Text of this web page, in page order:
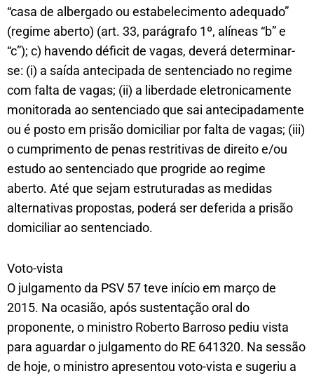
“casa de albergado ou estabelecimento adequado”
(regime aberto) (art. 33, parágrafo 1º, alíneas “b” e
“c”); c) havendo déficit de vagas, deverá determinar-
se: (i) a saída antecipada de sentenciado no regime
com falta de vagas; (ii) a liberdade eletronicamente
monitorada ao sentenciado que sai antecipadamente
ou é posto em prisão domiciliar por falta de vagas; (iii)
o cumprimento de penas restritivas de direito e/ou
estudo ao sentenciado que progride ao regime
aberto. Até que sejam estruturadas as medidas
alternativas propostas, poderá ser deferida a prisão
domiciliar ao sentenciado.
Voto-vista
O julgamento da PSV 57 teve início em março de
2015. Na ocasião, após sustentação oral do
proponente, o ministro Roberto Barroso pediu vista
para aguardar o julgamento do RE 641320. Na sessão
de hoje, o ministro apresentou voto-vista e sugeriu a